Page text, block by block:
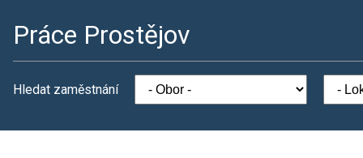
Práce Prostějov
Hledat zaměstnání